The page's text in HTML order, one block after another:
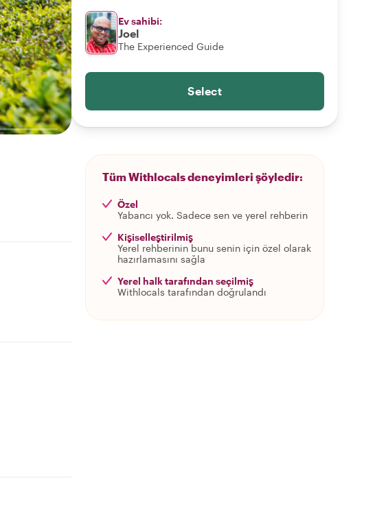
Ev sahibi:
Joel
The Experienced Guide
Select
Tüm Withlocals deneyimleri şöyledir:
Özel
Yabancı yok. Sadece sen ve yerel rehberin
Kişiselleştirilmiş
Yerel rehberinin bunu senin için özel olarak
hazırlamasını sağla
Yerel halk tarafından seçilmiş
Withlocals tarafından doğrulandı